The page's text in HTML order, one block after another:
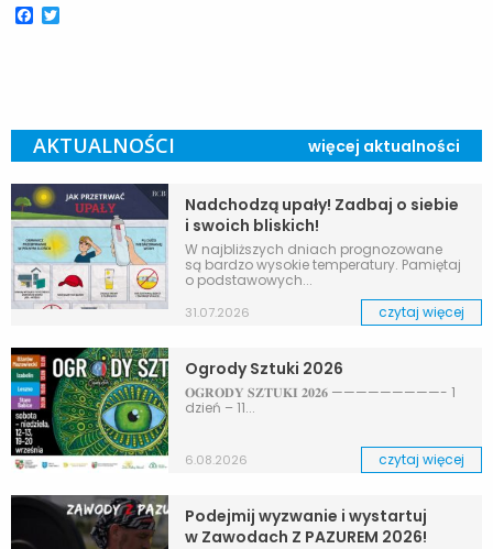
Facebook
AKTUALNOŚCI więcej aktualności
Nadchodzą upały! Zadbaj o siebie
i swoich bliskich!
W najbliższych dniach prognozowane
są bardzo wysokie temperatury. Pamiętaj
o podstawowych...
31.07.2026 czytaj więcej
Ogrody Sztuki 2026
𝐎𝐆𝐑𝐎𝐃𝐘 𝐒𝐙𝐓𝐔𝐊𝐈 𝟐𝟎𝟐𝟔 —————————- 1
dzień – 11...
6.08.2026 czytaj więcej
Podejmij wyzwanie i wystartuj
w Zawodach Z PAZUREM 2026!